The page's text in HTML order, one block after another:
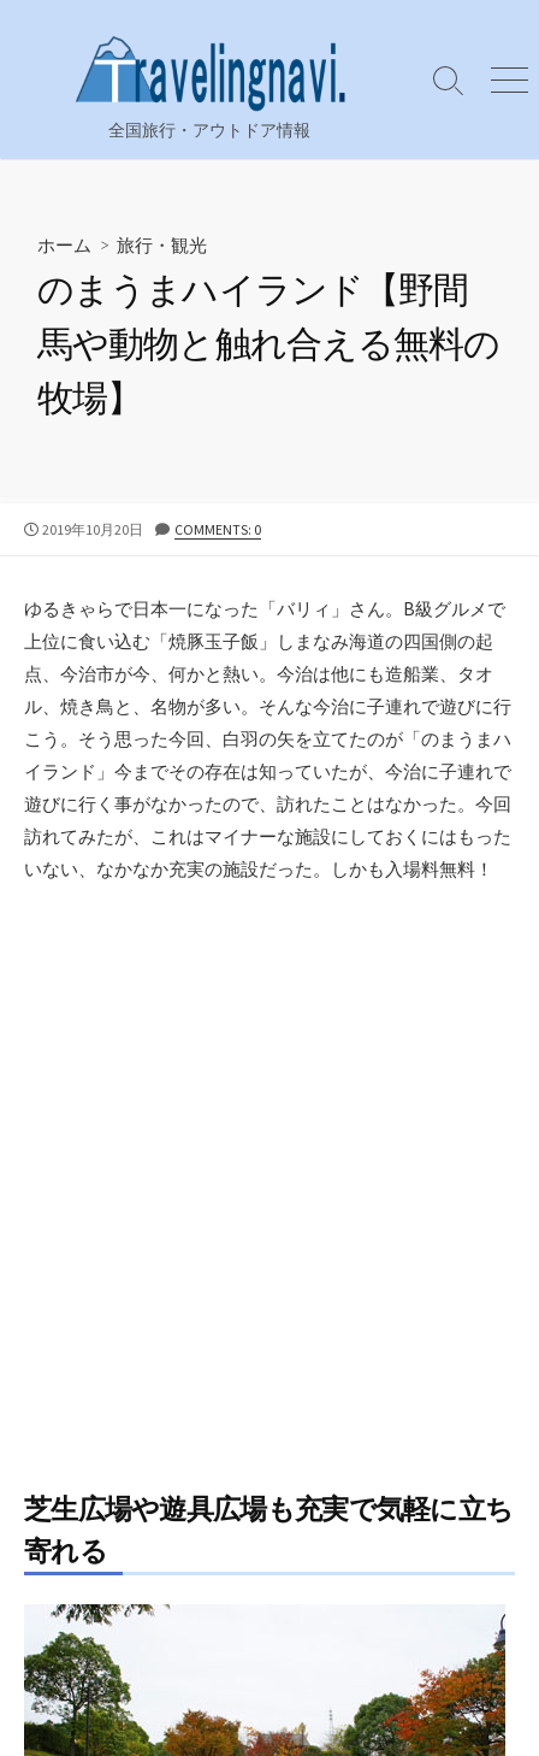
へ
全国旅行・アウトドア情報
検
り
メ
ー
ホーム > 旅行・観光
のまうまハイランド【野間
馬や動物と触れ合える無料の
牧場】
公
2019年10月20日 COMMENTS: 0
ゆるきゃらで日本一になった「バリィ」さん。B級グルメで
上位に食い込む「焼豚玉子飯」しまなみ海道の四国側の起
点、今治市が今、何かと熱い。今治は他にも造船業、タオ
ル、焼き鳥と、名物が多い。そんな今治に子連れで遊びに行
こう。そう思った今回、白羽の矢を立てたのが「のまうまハ
イランド」今までその存在は知っていたが、今治に子連れで
遊びに行く事がなかったので、訪れたことはなかった。今回
訪れてみたが、これはマイナーな施設にしておくにはもった
いない、なかなか充実の施設だった。しかも入場料無料！
芝生広場や遊具広場も充実で気軽に立ち
寄れる